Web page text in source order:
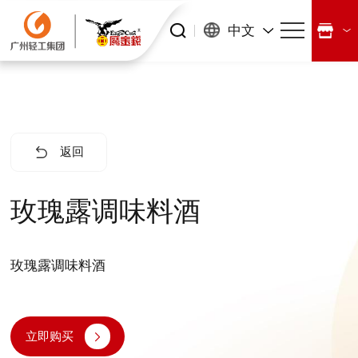
中文
返回
玫瑰露调味料酒
玫瑰露调味料酒
立即购买